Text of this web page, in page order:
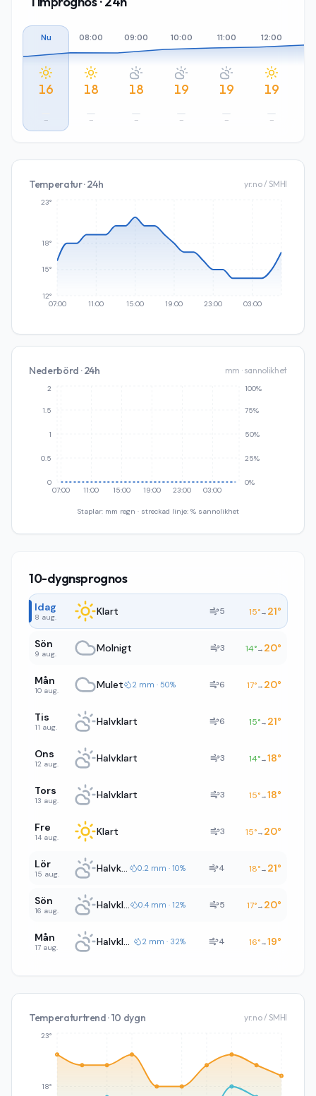
Nu
16
–
08:00
18
–
09:00
18
–
10:00
19
–
11:00
19
–
12:00
19
–
Temperatur · 24h yr.no / SMHI
07:00 11:00 15:00 19:00 23:00 03:00
12°
15°
18°
23°
Nederbörd · 24h mm · sannolikhet
07:00 11:00 15:00 19:00 23:00 03:00
0
0.5
1
1.5
2
0%
25%
50%
75%
100%
Staplar: mm regn · streckad linje: % sannolikhet
10-dygnsprognos
Idag
8 aug. Klart 5 15°→ 21°
Sön
9 aug. Molnigt 3 14°→ 20°
Mån
10 aug. Mulet 2 mm · 50% 6 17°→ 20°
Tis
11 aug. Halvklart 6 15°→ 21°
Ons
12 aug. Halvklart 3 14°→18°
Tors
13 aug. Halvklart 3 15°→18°
Fre
14 aug. Klart 3 15°→ 20°
Lör
15 aug. Halvklart 0.2 mm · 10% 4 18°→ 21°
Sön
16 aug. Halvklart 0.4 mm · 12% 5 17°→ 20°
Mån
17 aug. Halvklart 2 mm · 32% 4 16°→19°
Temperaturtrend · 10 dygn yr.no / SMHI
18°
23°